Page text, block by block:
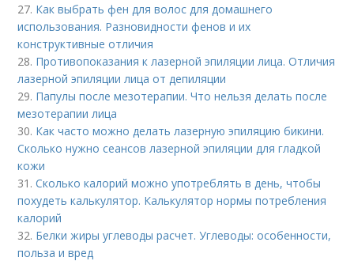
27. Как выбрать фен для волос для домашнего
использования. Разновидности фенов и их
конструктивные отличия
28. Противопоказания к лазерной эпиляции лица. Отличия
лазерной эпиляции лица от депиляции
29. Папулы после мезотерапии. Что нельзя делать после
мезотерапии лица
30. Как часто можно делать лазерную эпиляцию бикини.
Сколько нужно сеансов лазерной эпиляции для гладкой
кожи
31.Сколько калорий можно употреблять в день, чтобы
похудеть калькулятор. Калькулятор нормы потребления
калорий
32. Белки жиры углеводы расчет. Углеводы: особенности,
польза и вред